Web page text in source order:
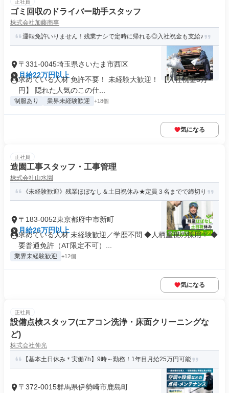
正社員
ゴミ回収のドライバー助手スタッフ
株式会社加藤商事
運転免許いりません！残業ナシで定時に帰れる◎入社祝金も支給♪
〒331-0045埼玉県さいたま市西区
月給22万円以上
求めている人材 免許不要！ 未経験大歓迎！ 【入社祝金5万
円】 隠れた人気のこの仕...
制服あり 業界未経験歓迎 +18個
気になる
正社員
造園工事スタッフ・工事管理
株式会社山水園
《未経験歓迎》残業ほぼなし＆土日祝休み★定員３名までで締切り
〒183-0052東京都府中市新町
月給26万円以上
求めている人材 未経験歓迎／学歴不問 ◆人柄重視の採用！ ◆
要普通免許（AT限定不可）...
業界未経験歓迎 +12個
気になる
正社員
設備点検スタッフ(エアコン洗浄・床面クリーニングな
ど)
株式会社伸光
【基本土日休み＊実働7h】9時～勤務！1年目月給25万円可能
〒372-0015群馬県伊勢崎市鹿島町